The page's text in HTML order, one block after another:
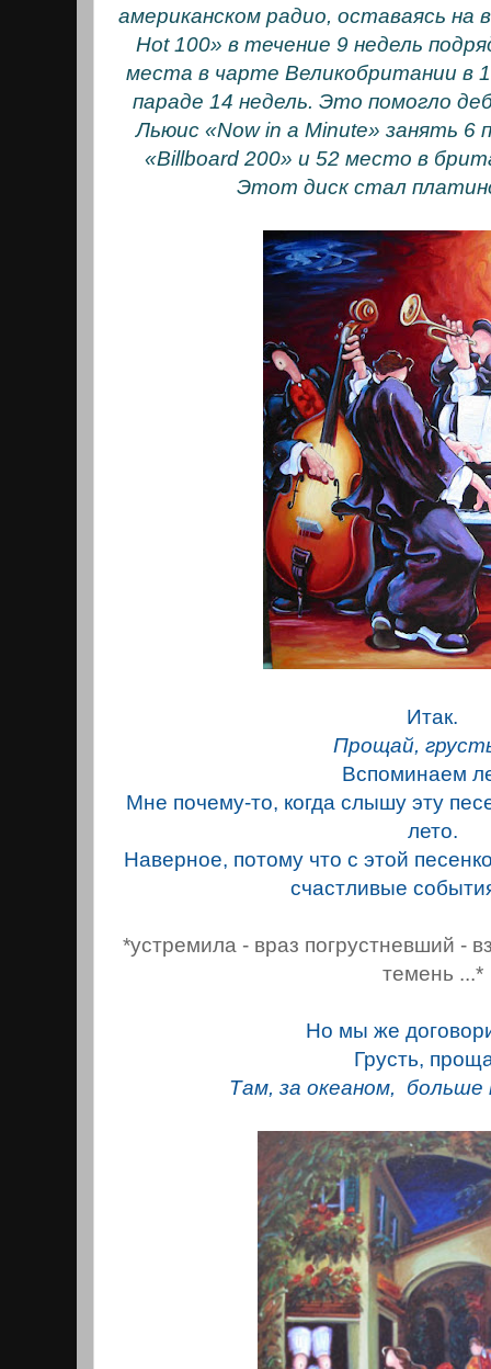
американском радио, оставаясь на
Hot 100» в течение 9 недель
места в чарте Великобритании в
параде 14 недель. Это помогло
Льюис «Now in a Minute» занять 6
«Billboard 200» и 52 место в
Этот диск стал
Итак.
Прощай,
Вспоминаем
Мне почему-то, когда слышу эту
лето.
Наверное, потому что с этой
счастливые
*устремила - враз погрустневший -
темень ...*
Но мы же
Грусть,
Там, за океаном,